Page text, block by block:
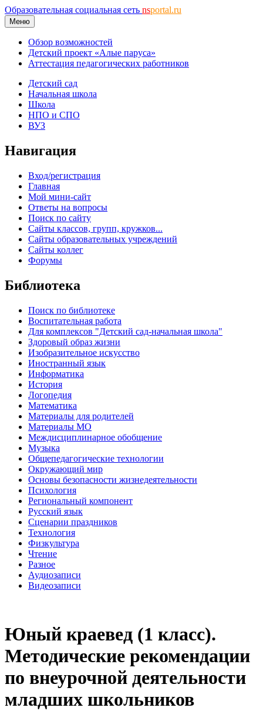
Образовательная социальная сеть nsportal.ru
Меню
Обзор возможностей
Детский проект «Алые паруса»
Аттестация педагогических работников
Детский сад
Начальная школа
Школа
НПО и СПО
ВУЗ
Навигация
Вход/регистрация
Главная
Мой мини-сайт
Ответы на вопросы
Поиск по сайту
Сайты классов, групп, кружков...
Сайты образовательных учреждений
Сайты коллег
Форумы
Библиотека
Поиск по библиотеке
Воспитательная работа
Для комплексов "Детский сад-начальная школа"
Здоровый образ жизни
Изобразительное искусство
Иностранный язык
Информатика
История
Логопедия
Математика
Материалы для родителей
Материалы МО
Междисциплинарное обобщение
Музыка
Общепедагогические технологии
Окружающий мир
Основы безопасности жизнедеятельности
Психология
Региональный компонент
Русский язык
Сценарии праздников
Технология
Физкультура
Чтение
Разное
Аудиозаписи
Видеозаписи
Юный краевед (1 класс).
Методические рекомендации
по внеурочной деятельности
младших школьников